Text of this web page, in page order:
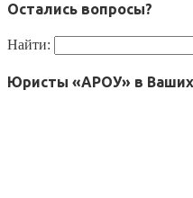
Остались вопросы?
Найти:
Юристы «АРОУ» в